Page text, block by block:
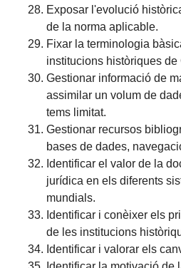
Exposar l'evolució
de la norma aplicable.
Fixar la terminologia
institucions històriques de
Gestionar informació de
assimilar un volum de
tems limitat.
Gestionar recursos
bases de dades,
Identificar el valor de la
jurídica en els diferents
mundials.
Identificar i conèixer els
de les institucions
Identificar i valorar els